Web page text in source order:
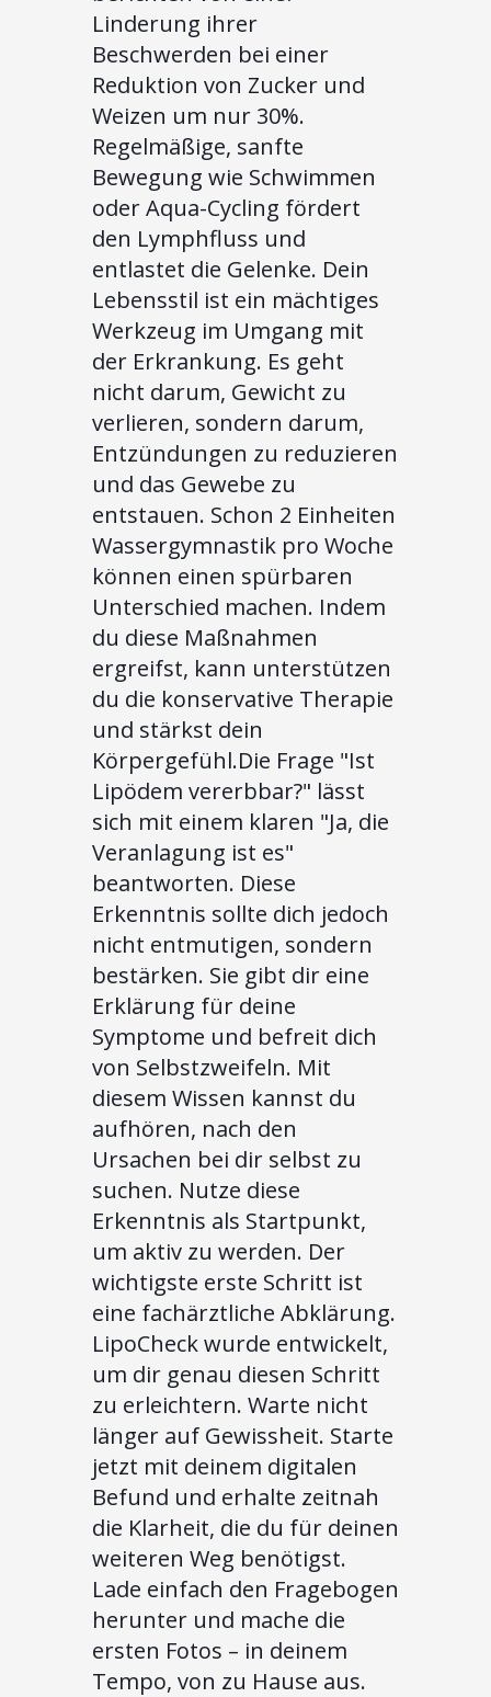
Linderung ihrer
Beschwerden bei einer
Reduktion von Zucker und
Weizen um nur 30%.
Regelmäßige, sanfte
Bewegung wie Schwimmen
oder Aqua-Cycling fördert
den Lymphfluss und
entlastet die Gelenke. Dein
Lebensstil ist ein mächtiges
Werkzeug im Umgang mit
der Erkrankung. Es geht
nicht darum, Gewicht zu
verlieren, sondern darum,
Entzündungen zu reduzieren
und das Gewebe zu
entstauen. Schon 2 Einheiten
Wassergymnastik pro Woche
können einen spürbaren
Unterschied machen. Indem
du diese Maßnahmen
ergreifst, kann unterstützen
du die konservative Therapie
und stärkst dein
Körpergefühl.Die Frage "Ist
Lipödem vererbbar?" lässt
sich mit einem klaren "Ja, die
Veranlagung ist es"
beantworten. Diese
Erkenntnis sollte dich jedoch
nicht entmutigen, sondern
bestärken. Sie gibt dir eine
Erklärung für deine
Symptome und befreit dich
von Selbstzweifeln. Mit
diesem Wissen kannst du
aufhören, nach den
Ursachen bei dir selbst zu
suchen. Nutze diese
Erkenntnis als Startpunkt,
um aktiv zu werden. Der
wichtigste erste Schritt ist
eine fachärztliche Abklärung.
LipoCheck wurde entwickelt,
um dir genau diesen Schritt
zu erleichtern. Warte nicht
länger auf Gewissheit. Starte
jetzt mit deinem digitalen
Befund und erhalte zeitnah
die Klarheit, die du für deinen
weiteren Weg benötigst.
Lade einfach den Fragebogen
herunter und mache die
ersten Fotos – in deinem
Tempo, von zu Hause aus.